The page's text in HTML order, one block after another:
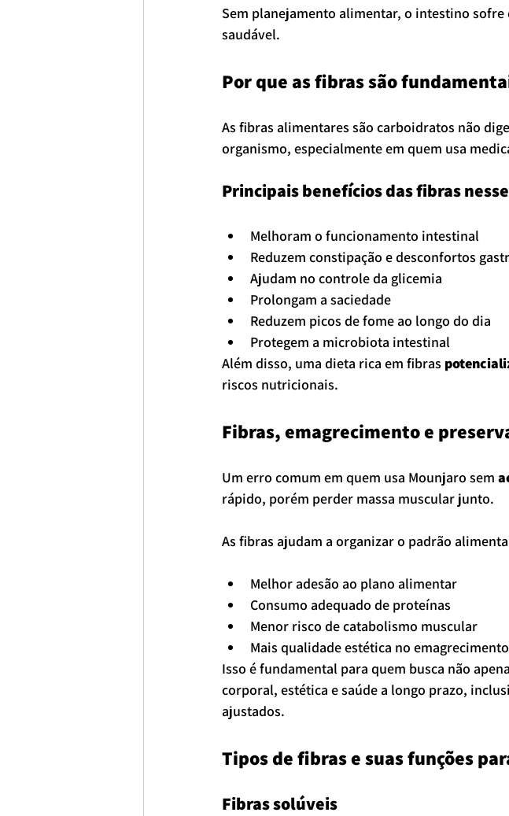
Sem planejamento alimentar, o intestino
saudável.
Por que as fibras são
As fibras alimentares são carboidratos não
organismo, especialmente em quem usa
Principais benefícios das fibras
Melhoram o funcionamento intestinal
Reduzem constipação e desconfortos
Ajudam no controle da glicemia
Prolongam a saciedade
Reduzem picos de fome ao longo do dia
Protegem a microbiota intestinal
Além disso, uma dieta rica em fibras
riscos nutricionais.
Fibras, emagrecimento e
Um erro comum em quem usa Mounjaro sem
rápido, porém perder massa muscular junto.
As fibras ajudam a organizar o padrão
Melhor adesão ao plano alimentar
Consumo adequado de proteínas
Menor risco de catabolismo muscular
Mais qualidade estética no emagrecimento
Isso é fundamental para quem busca não
corporal, estética e saúde a longo prazo,
ajustados.
Tipos de fibras e suas funções
Fibras solúveis